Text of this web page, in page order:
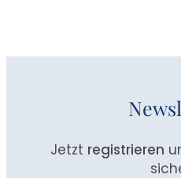
Jetzt registrieren